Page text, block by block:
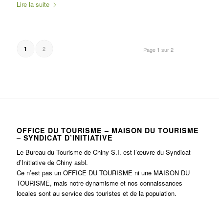
Lire la suite
Page 1 sur 2
1 2
OFFICE DU TOURISME – MAISON DU TOURISME
– SYNDICAT D’INITIATIVE
Le Bureau du Tourisme de Chiny S.I. est l’œuvre du Syndicat
d’Initiative de Chiny asbl.
Ce n’est pas un OFFICE DU TOURISME ni une MAISON DU
TOURISME, mais notre dynamisme et nos connaissances
locales sont au service des touristes et de la population.